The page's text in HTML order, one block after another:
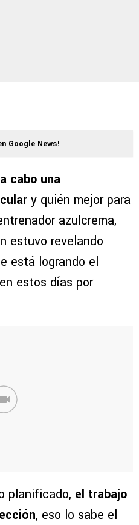
Google News!
cabo una
y quién mejor para
azulcrema,
estuvo revelando
está logrando el
estos días por
planificado, el trabajo
, eso lo sabe el